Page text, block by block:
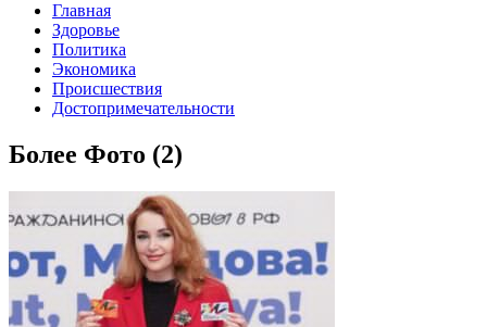
Главная
Здоровье
Политика
Экономика
Происшествия
Достопримечательности
Более Фото (2)